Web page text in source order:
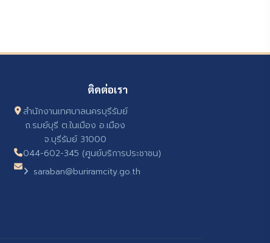
ติดต่อเรา
สำนักงานเทศบาลนครบุรีรัมย์
ถ.รมย์บุรี ต.ในเมือง อ.เมือง
จ.บุรีรัมย์ 31000
044-602-345 (ศูนย์บริการประชาชน)
saraban@buriramcity.go.th